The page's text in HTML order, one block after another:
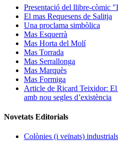
Presentació del llibre-còmic
El mas Requesens de Salitja
Una proclama simbòlica
Mas Esquerrà
Mas Horta del Molí
Mas Torrada
Mas Serrallonga
Mas Marquès
Mas Formiga
Article de Ricard Teixidor: El
amb nou segles d’existència
Novetats Editorials
Colònies (i veïnats)